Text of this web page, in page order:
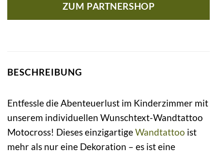
ZUM PARTNERSHOP
BESCHREIBUNG
Entfessle die Abenteuerlust im Kinderzimmer mit
unserem individuellen Wunschtext-Wandtattoo
Motocross! Dieses einzigartigeWandtattoo ist
mehr als nur eine Dekoration – es ist eine